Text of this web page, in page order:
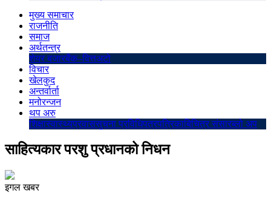
मुख्य समाचार
राजनीति
समाज
अर्थतन्त्र
शेयर बजारबैंक–वित्तअटो
विचार
खेलकुद
अन्तर्वार्ता
मनोरन्जन
थप अरु
शिक्षास्वास्थ्यप्रवाससुचना प्रविधिपत्रपत्रिकाबिचित्र संसारब्लो अप
साहित्यकार परशु प्रधानको निधन
इगल खबर